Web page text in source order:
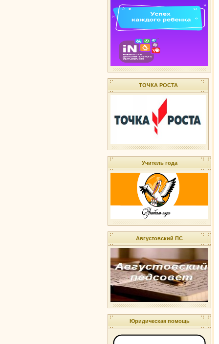
ТОЧКА РОСТА
Учитель года
Августовский ПС
Юридическая помощь